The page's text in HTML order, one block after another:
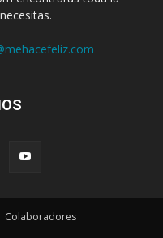
Colaboradores